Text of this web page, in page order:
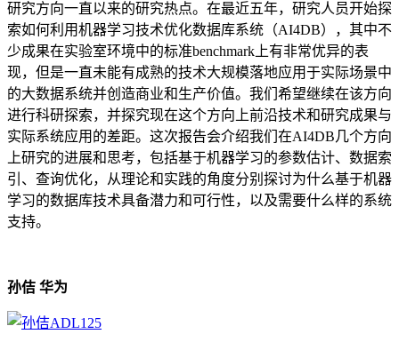
研究方向一直以来的研究热点。在最近五年，研究人员开始探
索如何利用机器学习技术优化数据库系统（AI4DB），其中不
少成果在实验室环境中的标准benchmark上有非常优异的表
现，但是一直未能有成熟的技术大规模落地应用于实际场景中
的大数据系统并创造商业和生产价值。我们希望继续在该方向
进行科研探索，并探究现在这个方向上前沿技术和研究成果与
实际系统应用的差距。这次报告会介绍我们在AI4DB几个方向
上研究的进展和思考，包括基于机器学习的参数估计、数据索
引、查询优化，从理论和实践的角度分别探讨为什么基于机器
学习的数据库技术具备潜力和可行性，以及需要什么样的系统
支持。
孙佶 华为